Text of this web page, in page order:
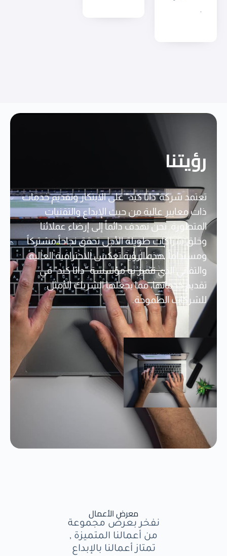
رؤيتنا
تعتمد شركة"داتا كيد" على الابتكار وتقديم خدمات
ذات معايير عالية من حيث الإبداع والتقنيات
المتطورة. نحن نهدف دائماً إلى إرضاء عملائنا
وخلق شراكات طويلة الأجل تحقق نجاحاً مشتركاً
ومستداماً. هذه الرؤية تعكس الاحترافية العالية
والتفاني الذي تتميز به مؤسسة "داتا كيد" في
تقديم خدماتها، مما يجعلها الشريك الأمثل
للشركات الطموحة.
معرض الأعمال
نفخر بعرض مجموعة
من أعمالنا المتميزة ,
تمتاز أعمالنا بالإبداع